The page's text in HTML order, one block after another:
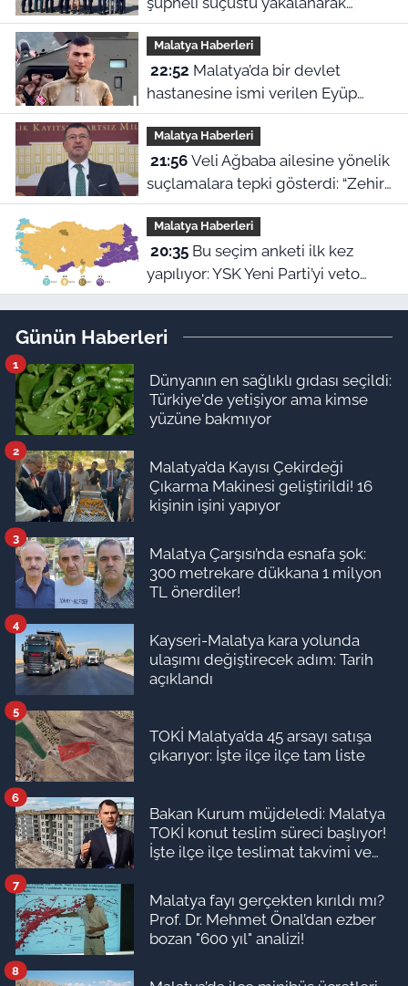
tutuklandı
Malatya Haberleri
22:52
hastanesine ismi verilen Eyüp
Hacıoğlu kimdir? İşte duygu dolu
hikayesi
Malatya Haberleri
21:56Veli Ağbaba ailesine yönelik
suçlamalara tepki gösterdi: “Zehir
olsun”
Malatya Haberleri
20:35Bu seçim anketi ilk kez
yapılıyor: YSK Yeni Parti’yi veto
ederse Malatya’da sonuç ne olur?
Günün Haberleri
Dünyanın en sağlıklı gıdası seçildi:
Türkiye'de yetişiyor ama kimse
yüzüne bakmıyor
1
Malatya’da Kayısı Çekirdeği
Çıkarma Makinesi geliştirildi! 16
kişinin işini yapıyor
2
Malatya Çarşısı’nda esnafa şok:
300 metrekare dükkana 1 milyon
TL önerdiler!
3
Kayseri-Malatya kara yolunda
ulaşımı değiştirecek adım: Tarih
açıklandı
4
TOKİ Malatya’da 45 arsayı satışa
çıkarıyor: İşte ilçe ilçe tam liste
5
Bakan Kurum müjdeledi: Malatya
TOKİ konut teslim süreci başlıyor!
İşte ilçe ilçe teslimat takvimi ve
6
Malatya fayı gerçekten kırıldı mı?
Prof. Dr. Mehmet Önal’dan ezber
bozan "600 yıl" analizi!
7
8